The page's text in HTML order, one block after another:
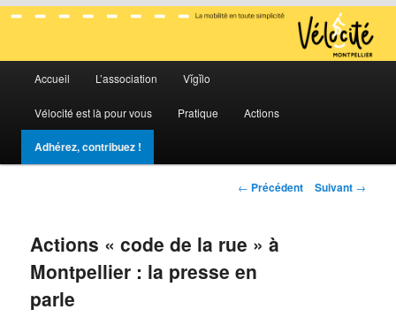
Vélocité Grand Montpellier
La mobilité en toute simplicité
Aller
au
contenu
Aller
au
contenu
Accueil L’association Vĭgĭlo
Vélocité est là pour vous Pratique Actions
Adhérez, contribuez !
Navigation
← Précédent Suivant →
Actions « code de la rue » à
Montpellier : la presse en
parle